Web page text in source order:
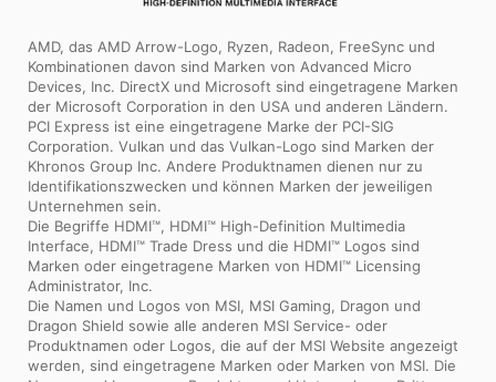
AMD, das AMD Arrow-Logo, Ryzen, Radeon, FreeSync und
Kombinationen davon sind Marken von Advanced Micro
Devices, Inc. DirectX und Microsoft sind eingetragene Marken
der Microsoft Corporation in den USA und anderen Ländern.
PCI Express ist eine eingetragene Marke der PCI-SIG
Corporation. Vulkan und das Vulkan-Logo sind Marken der
Khronos Group Inc. Andere Produktnamen dienen nur zu
Identifikationszwecken und können Marken der jeweiligen
Unternehmen sein.
Die Begriffe HDMI™, HDMI™ High-Definition Multimedia
Interface, HDMI™ Trade Dress und die HDMI™ Logos sind
Marken oder eingetragene Marken von HDMI™ Licensing
Administrator, Inc.
Die Namen und Logos von MSI, MSI Gaming, Dragon und
Dragon Shield sowie alle anderen MSI Service- oder
Produktnamen oder Logos, die auf der MSI Website angezeigt
werden, sind eingetragene Marken oder Marken von MSI. Die